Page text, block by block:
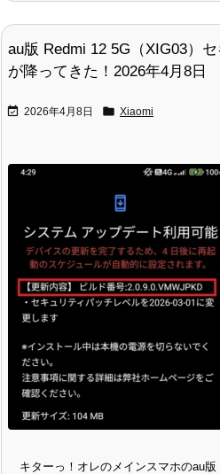
au版 Redmi 12 5G（XIG03）
が降ってきた！2026年4月8日
 2026年4月8日  Xiaomi
キターっ！オレのメインスマホのau版